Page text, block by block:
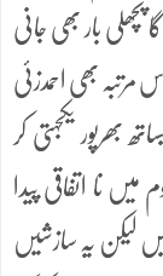
بار بھی جانی
بھی احمدزئی
یکجہتی کر
نا اتفاقی پیدا
لیکن یہ سازشیں